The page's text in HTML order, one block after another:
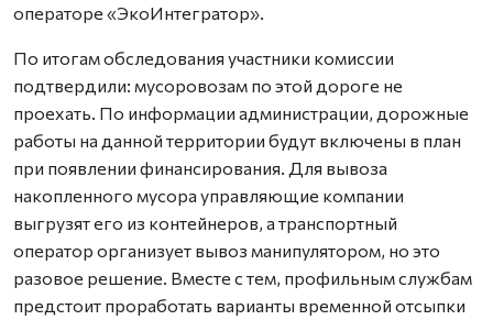
операторе «ЭкоИнтегратор».
По итогам обследования участники комиссии
подтвердили: мусоровозам по этой дороге не
проехать. По информации администрации, дорожные
работы на данной территории будут включены в план
при появлении финансирования. Для вывоза
накопленного мусора управляющие компании
выгрузят его из контейнеров, а транспортный
оператор организует вывоз манипулятором, но это
разовое решение. Вместе с тем, профильным службам
предстоит проработать варианты временной отсыпки